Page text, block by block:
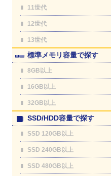
11世代
12世代
13世代
標準メモリ容量で探す
8GB以上
16GB以上
32GB以上
SSD/HDD容量で探す
SSD 120GB以上
SSD 240GB以上
SSD 480GB以上